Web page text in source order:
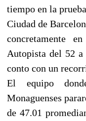
tiempo en la
Ciudad de
concretamente
Autopista del 52
conto con un
El equipo
Monaguenses
de 47.01